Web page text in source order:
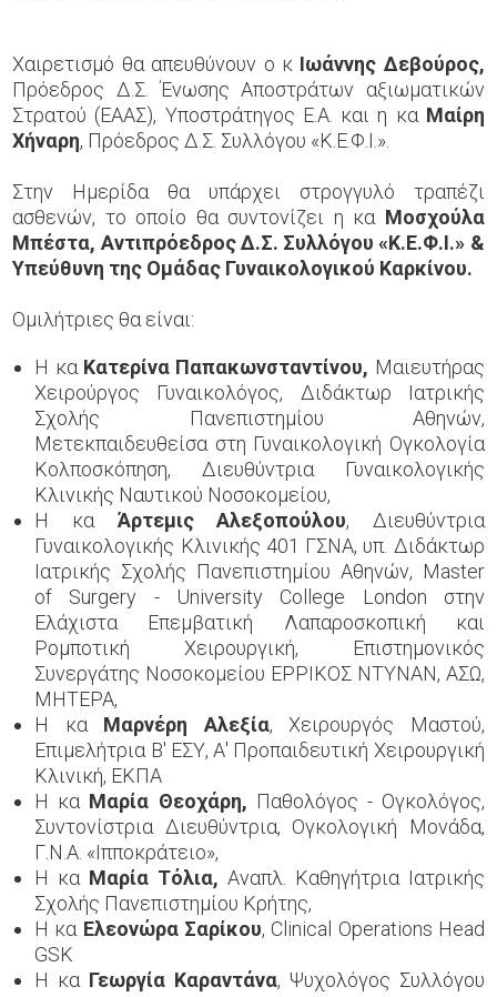
Χαιρετισμό θα απευθύνουν ο κ Ιωάννης Δεβούρος,
Πρόεδρος Δ.Σ. Ένωσης Αποστράτων αξιωματικών
Στρατού (ΕΑΑΣ), Υποστράτηγος Ε.Α. και η κα Μαίρη
Χήναρη, Πρόεδρος Δ.Σ. Συλλόγου «Κ.Ε.Φ.Ι.».
Στην Ημερίδα θα υπάρχει στρογγυλό τραπέζι
ασθενών, το οποίο θα συντονίζει η κα Μοσχούλα
Μπέστα, Αντιπρόεδρος Δ.Σ. Συλλόγου «Κ.Ε.Φ.Ι.» &
Υπεύθυνη της Ομάδας Γυναικολογικού Καρκίνου.
Ομιλήτριες θα είναι:
Η κα Κατερίνα Παπακωνσταντίνου, Μαιευτήρας
Χειρούργος Γυναικολόγος, Διδάκτωρ Ιατρικής
Σχολής Πανεπιστημίου Αθηνών,
Μετεκπαιδευθείσα στη Γυναικολογική Ογκολογία
Κολποσκόπηση, Διευθύντρια Γυναικολογικής
Κλινικής Ναυτικού Νοσοκομείου,
Η κα Άρτεμις Αλεξοπούλου, Διευθύντρια
Γυναικολογικής Κλινικής 401 ΓΣΝΑ, υπ. Διδάκτωρ
Ιατρικής Σχολής Πανεπιστημίου Αθηνών, Master
of Surgery - University College London στην
Ελάχιστα Επεμβατική Λαπαροσκοπική και
Ρομποτική Χειρουργική, Επιστημονικός
Συνεργάτης Νοσοκομείου ΕΡΡΙΚΟΣ ΝΤΥΝΑΝ, ΑΣΩ,
ΜΗΤΕΡΑ,
Η κα Μαρνέρη Αλεξία, Χειρουργός Μαστού,
Επιμελήτρια Β' ΕΣΥ, Α' Προπαιδευτική Χειρουργική
Κλινική, ΕΚΠΑ
Η κα Μαρία Θεοχάρη, Παθολόγος - Ογκολόγος,
Συντονίστρια Διευθύντρια, Ογκολογική Μονάδα,
Γ.Ν.Α. «Ιπποκράτειο»,
Η κα Μαρία Τόλια, Αναπλ. Καθηγήτρια Ιατρικής
Σχολής Πανεπιστημίου Κρήτης,
Η κα Ελεονώρα Σαρίκου, Clinical Operations Head
GSK
Η κα Γεωργία Καραντάνα, Ψυχολόγος Συλλόγου